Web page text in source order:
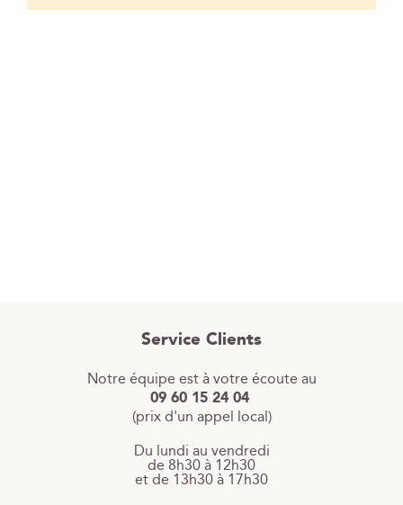
Service Clients
Notre équipe est à votre écoute au
09 60 15 24 04
(prix d'un appel local)
Du lundi au vendredi
de 8h30 à 12h30
et de 13h30 à 17h30